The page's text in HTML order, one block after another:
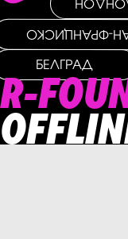
САН-
БЕЛГРАД
R-